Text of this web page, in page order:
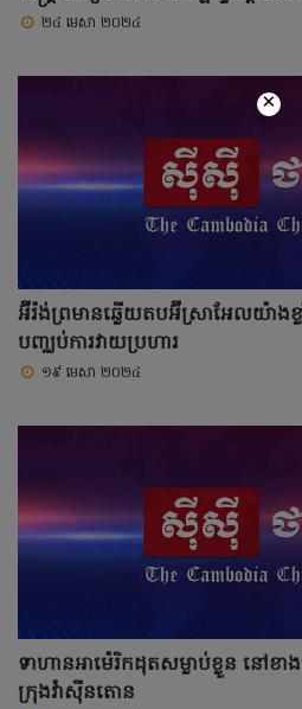
២៤ មេសា ២០២៤
អ៊ីរ៉ង់ព្រមានឆ្លើយតបអ៊ីស្រាអែលយ៉ាងខ្
បញ្ឈប់ការវាយប្រហារ
១៩ មេសា ២០២៤
ទាហានអាម៉េរិកដុតសម្លាប់ខ្លួន នៅខ
ក្រុងវ៉ាស៊ីនតោន
×